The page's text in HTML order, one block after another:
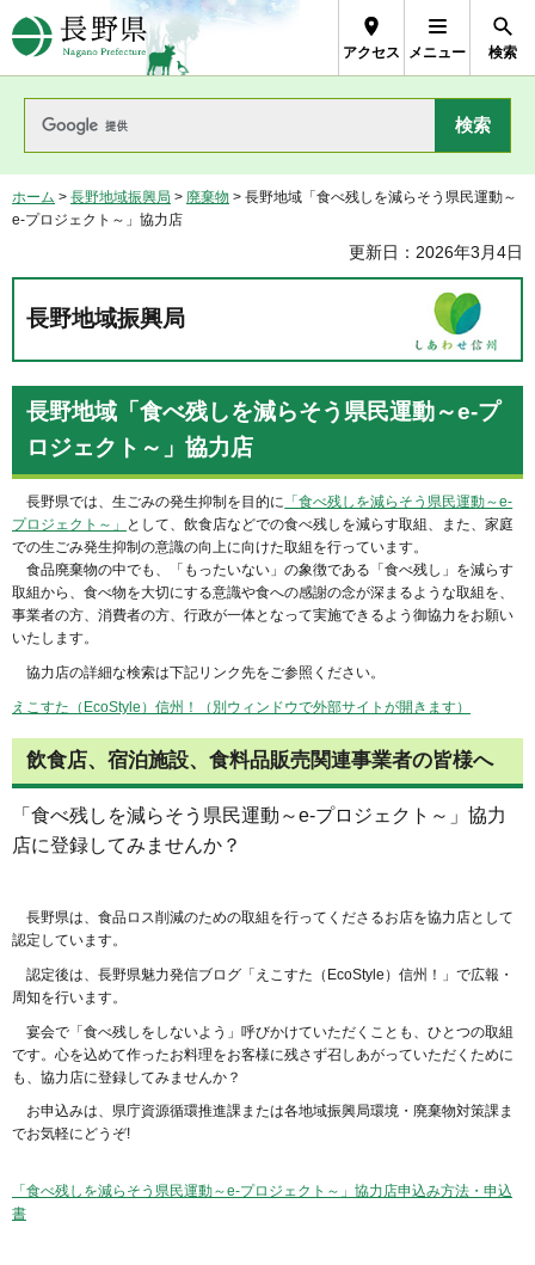
長野県Nagano Prefecture
アクセス メニュー 検索
ホーム > 長野地域振興局 > 廃棄物 > 長野地域「食べ残しを減らそう県民運動～
e-プロジェクト～」協力店
更新日：2026年3月4日
長野地域振興局
長野地域「食べ残しを減らそう県民運動～e-プ
ロジェクト～」協力店
長野県では、生ごみの発生抑制を目的に 「食べ残しを減らそう県民運動～e-
プロジェクト～」
として、飲食店などでの食べ残しを減らす取組、また、家庭
での生ごみ発生抑制の意識の向上に向けた取組を行っています。
食品廃棄物の中でも、「もったいない」の象徴である「食べ残し」を減らす
取組から、食べ物を大切にする意識や食への感謝の念が深まるような取組を、
事業者の方、消費者の方、行政が一体となって実施できるよう御協力をお願い
いたします。
協力店の詳細な検索は下記リンク先をご参照ください。
えこすた（EcoStyle）信州！（別ウィンドウで外部サイトが開きます）
飲食店、宿泊施設、食料品販売関連事業者の皆様へ
「食べ残しを減らそう県民運動～e-プロジェクト～」協力
店に登録してみませんか？
長野県は、食品ロス削減のための取組を行ってくださるお店を協力店として
認定しています。
認定後は、長野県魅力発信ブログ「えこすた（EcoStyle）信州！」で広報・
周知を行います。
宴会で「食べ残しをしないよう」呼びかけていただくことも、ひとつの取組
です。心を込めて作ったお料理をお客様に残さず召しあがっていただくために
も、協力店に登録してみませんか？
お申込みは、県庁資源循環推進課または各地域振興局環境・廃棄物対策課ま
でお気軽にどうぞ!
「食べ残しを減らそう県民運動～e-プロジェクト～」協力店申込み方法・申込
書